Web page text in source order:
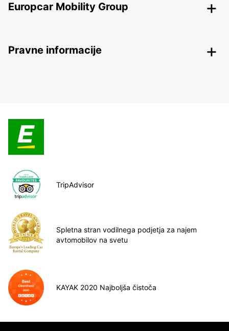
Europcar Mobility Group
Pravne informacije
TripAdvisor
Spletna stran vodilnega podjetja za najem
avtomobilov na svetu
KAYAK 2020 Najboljša čistoča